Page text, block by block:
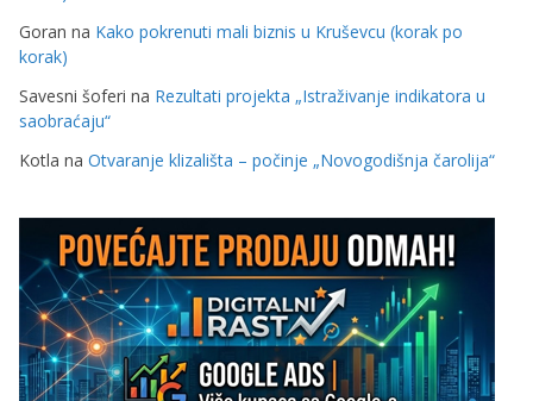
Goran na Kako pokrenuti mali biznis u Kruševcu (korak po
korak)
Savesni šoferi na Rezultati projekta „Istraživanje indikatora u
saobraćaju“
Kotla na Otvaranje klizališta – počinje „Novogodišnja čarolija“